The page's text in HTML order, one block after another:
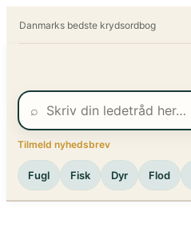
Danmarks bedste krydsordbog
⌕
Tilmeld nyhedsbrev
Fugl Fisk Dyr Flod